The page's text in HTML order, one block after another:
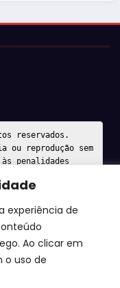
experiência de
Ao clicar em
o uso de
reservados.
reprodução sem
penalidades